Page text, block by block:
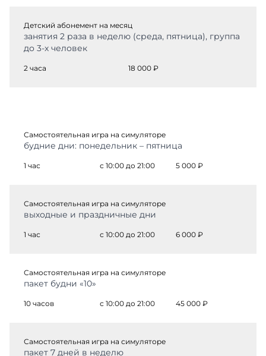
Детский абонемент на месяц
занятия 2 раза в неделю (среда, пятница), группа
до 3-х человек
2 часа 18 000 ₽
Самостоятельная игра на симуляторе
будние дни: понедельник – пятница
1 час с 10:00 до 21:00 5 000 ₽
Самостоятельная игра на симуляторе
выходные и праздничные дни
1 час с 10:00 до 21:00 6 000 ₽
Самостоятельная игра на симуляторе
пакет будни «10»
10 часов с 10:00 до 21:00 45 000 ₽
Самостоятельная игра на симуляторе
пакет 7 дней в неделю